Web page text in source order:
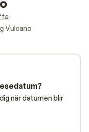
Vulcano
när datumen blir